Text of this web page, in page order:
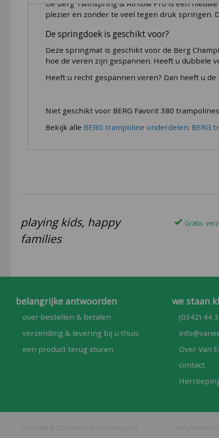
De Berg Twinspring & Airflow Pro is een
plezier en zonder te veel tegen druk springen.
De springdoek is geschikt voor?
Deze springmat is geschikt voor de Berg
hoe de veren zijn gespannen. Heeft u dubbele
Heeft u recht gespannen veren? Dan heeft u de
Niet geschikt voor BERG Favorit 380
Bekijk alle BERG trampoline onderdelen: BERG
playing kids, happy
families
Gratis
belangrijke antwoorden
over bestellen & betalen
verzending & levering bij u thuis
een product terug sturen
we staan
(0342) 44
Over Van
contact